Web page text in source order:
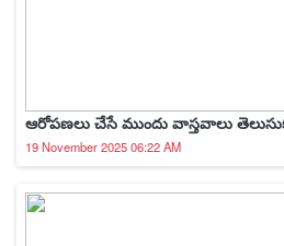
ఆరోపణలు చేసే ముందు వాస్తవాలు
19 November 2025 06:22 AM